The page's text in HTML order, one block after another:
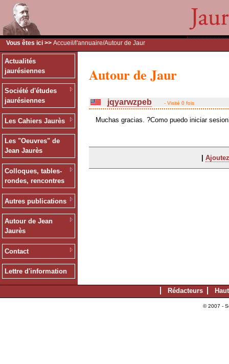
Vous êtes ici >> Accueil /l'annuaire/Autour de Jaur
Actualités
jaurésiennes
Société d'études
jaurésiennes
Les Cahiers Jaurès
Les "Oeuvres" de
Jean Jaurès
Colloques, tables-
rondes, rencontres
Autres publications
Autour de Jean
Jaurès
Contact
Lettre d'information
Autour de Jaur
jqyarwzpeb - Visité 0 fois
Muchas gracias. ?Como puedo iniciar
|
Rédacteurs
© 2007 -